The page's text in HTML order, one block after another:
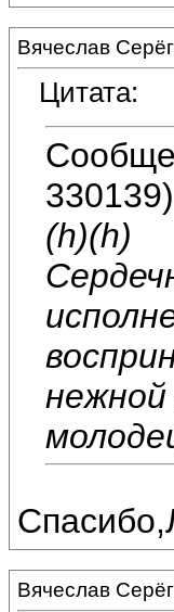
Вячеслав
Цитата:
330139)
(h)(h)
Вячеслав